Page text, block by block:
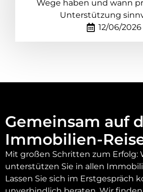
Wege haben und wann
Unterstützung
12/06/2026
Gemeinsam auf
Immobilien-
Mit großen Schritten zum Erfolg:
unterstützen Sie in allen
Lassen Sie sich im Erstgespräch